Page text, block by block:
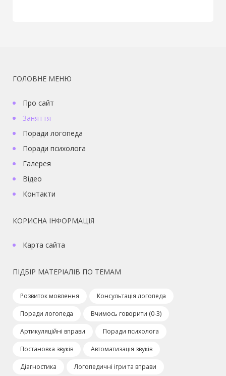
ГОЛОВНЕ МЕНЮ
Про сайт
Заняття
Поради логопеда
Поради психолога
Галерея
Відео
Контакти
КОРИСНА ІНФОРМАЦІЯ
Карта сайта
ПІДБІР МАТЕРІАЛІВ ПО ТЕМАМ
Розвиток мовлення Консультація логопеда
Поради логопеда Вчимось говорити (0-3)
Артикуляційні вправи Поради психолога
Постановка звуків Автоматизація звуків
Діагностика Логопедичні ігри та вправи